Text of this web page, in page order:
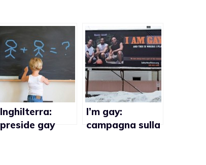
Inghilterra:
preside gay
I’m gay:
campagna sulla